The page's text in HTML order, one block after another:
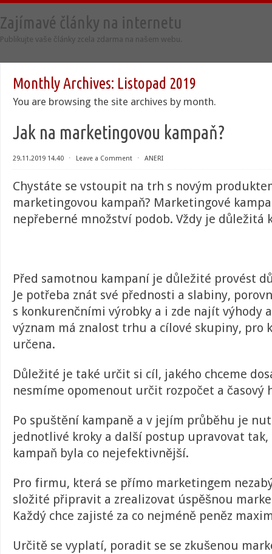
Zajímavé články na internetu
Publikujte vaše články zcela zdarma na našem webu.
Monthly Archives: Listopad 2019
You are browsing the site archives by month.
Jak na marketingovou kampaň?
29.11.2019 14.40 ⋅ Leave a Comment ⋅ ANERI
Chystáte se vstoupit na trh s novým
marketingovou kampaň? Marketingové
nepřeberné množství podob. Vždy je důležitá
Před samotnou kampaní je důležité provést
Je potřeba znát své přednosti a slabiny,
s konkurenčními výrobky a i zde najít výhody
význam má znalost trhu a cílové skupiny, pro
určena.
Důležité je také určit si cíl, jakého chceme
nesmíme opomenout určit rozpočet a časový
Po spuštění kampaně a v jejím průběhu je
jednotlivé kroky a další postup upravovat tak,
kampaň byla co nejefektivnější.
Pro firmu, která se přímo marketingem
složité připravit a zrealizovat úspěšnou
Každý chce zajisté za co nejméně peněz
Určitě se vyplatí, poradit se se zkušenou